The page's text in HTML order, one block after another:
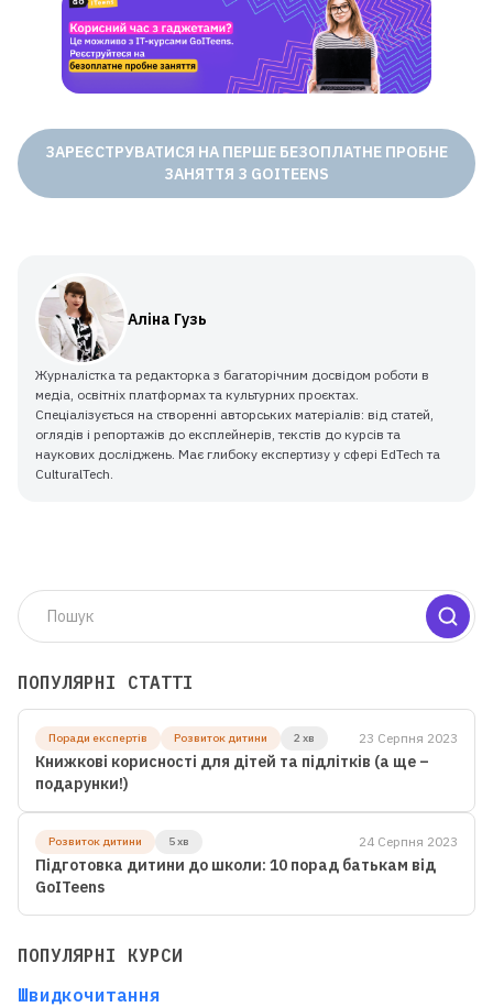
ЗАРЕЄСТРУВАТИСЯ НА ПЕРШЕ БЕЗОПЛАТНЕ ПРОБНЕ
ЗАНЯТТЯ З GOITEENS
Аліна Гузь
Журналістка та редакторка з багаторічним досвідом роботи в
медіа, освітніх платформах та культурних проєктах.
Спеціалізується на створенні авторських матеріалів: від статей,
оглядів і репортажів до експлейнерів, текстів до курсів та
наукових досліджень. Має глибоку експертизу у сфері EdTech та
CulturalTech.
ПОПУЛЯРНІ СТАТТІ
Поради експертів Розвиток дитини 2 хв 23 Серпня 2023
Книжкові корисності для дітей та підлітків (а ще –
подарунки!)
Розвиток дитини 5 хв 24 Серпня 2023
Підготовка дитини до школи: 10 порад батькам від
GoITeens
ПОПУЛЯРНІ КУРСИ
Швидкочитання
ЗАМІСТЬ ЛІТА В ТЕЛЕФОНІ
— 8+ ГОТОВИХ РОБІТ ЗА 4
ТИЖНІ
Детальніше